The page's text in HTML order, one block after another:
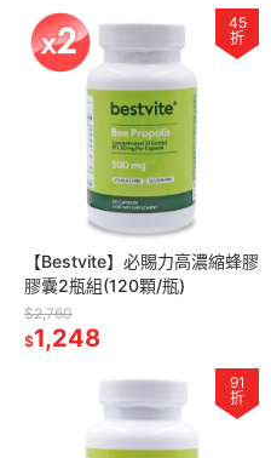
45
折
【Bestvite】必賜力高濃縮蜂膠
膠囊2瓶組(120顆/瓶)
$2,760
$1,248
91
折